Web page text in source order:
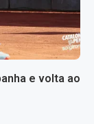
e volta ao